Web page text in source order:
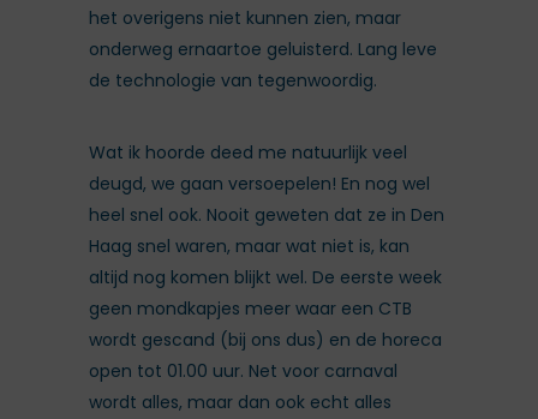
het overigens niet kunnen zien, maar
onderweg ernaartoe geluisterd. Lang leve
de technologie van tegenwoordig.
Wat ik hoorde deed me natuurlijk veel
deugd, we gaan versoepelen! En nog wel
heel snel ook. Nooit geweten dat ze in Den
Haag snel waren, maar wat niet is, kan
altijd nog komen blijkt wel. De eerste week
geen mondkapjes meer waar een CTB
wordt gescand (bij ons dus) en de horeca
open tot 01.00 uur. Net voor carnaval
wordt alles, maar dan ook echt alles